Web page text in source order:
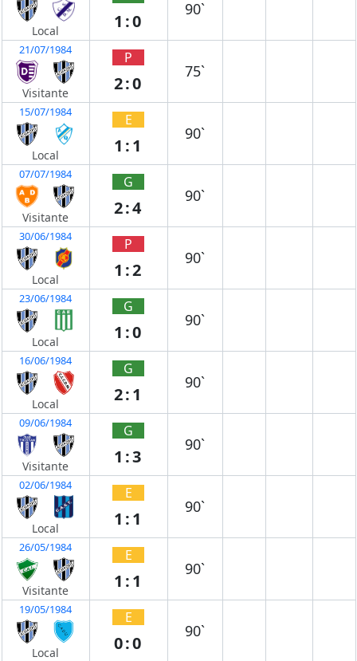
Local 1:0
90`
21/07/1984
Visitante
P
2:0
75`
15/07/1984
Local
E
1:1
90`
07/07/1984
Visitante
G
2:4
90`
30/06/1984
Local
P
1:2
90`
23/06/1984
Local
G
1:0
90`
16/06/1984
Local
G
2:1
90`
09/06/1984
Visitante
G
1:3
90`
02/06/1984
Local
E
1:1
90`
26/05/1984
Visitante
E
1:1
90`
19/05/1984
Local
E
0:0
90`